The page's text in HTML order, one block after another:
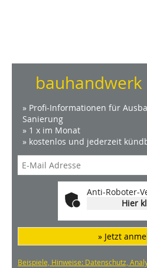
» Profi-Informationen für
Sanierung
» 1 x im Monat
» kostenlos und jederzeit
Anti-Roboter-
Hier
» Jetzt
Beispiele, Hinweise: Datenschutz,